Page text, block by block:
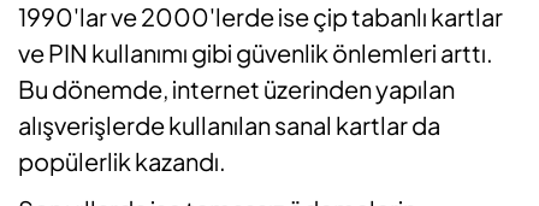
1990'lar ve 2000'lerde ise çip tabanlı kartlar
ve PIN kullanımı gibi güvenlik önlemleri arttı.
Bu dönemde, internet üzerinden yapılan
alışverişlerde kullanılan sanal kartlar da
popülerlik kazandı.